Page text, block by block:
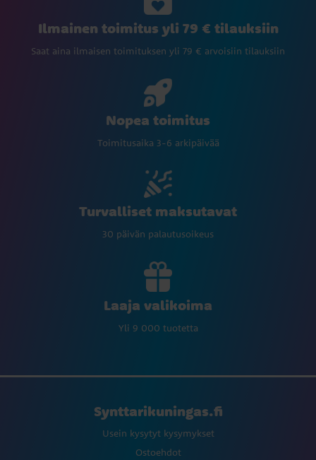
Ilmainen toimitus yli 79 € tilauksiin
Saat aina ilmaisen toimituksen yli 79 € arvoisiin tilauksiin
Nopea toimitus
Toimitusaika 3-6 arkipäivää
Turvalliset maksutavat
30 päivän palautusoikeus
Laaja valikoima
Yli 9 000 tuotetta
Synttarikuningas.fi
Usein kysytyt kysymykset
Ostoehdot